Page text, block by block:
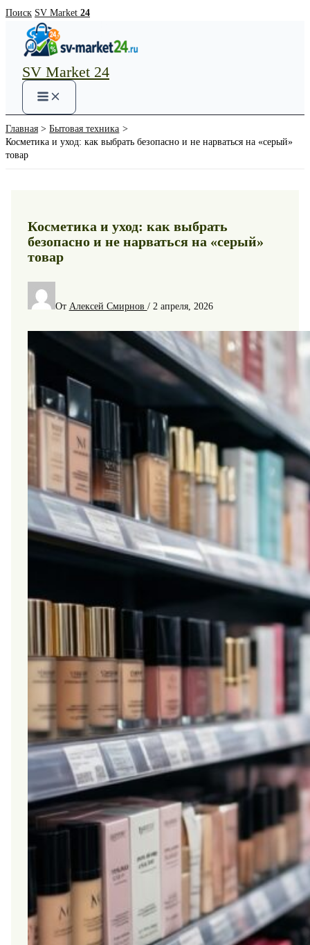
Перейти
содержимому
Поиск SV Market 24
SV Market 24
Main
Menu
Главная
Бытовая техника
Косметика и уход: как выбрать безопасно и не нарваться на «серый»
товар
Косметика и уход: как выбрать
безопасно и не нарваться на «серый»
товар
От Алексей Смирнов / 2 апреля, 2026